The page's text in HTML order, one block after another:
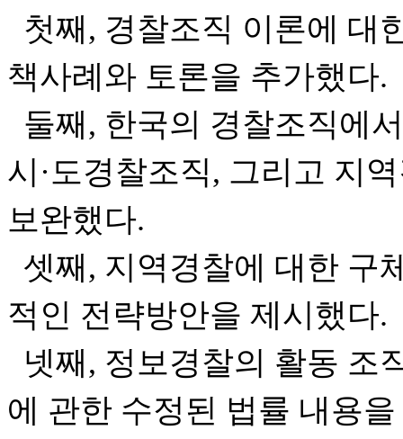
첫째, 경찰조직 이론에 대
책사례와 토론을 추가했다.
둘째, 한국의 경찰조직에
시·도경찰조직, 그리고 지
보완했다.
셋째, 지역경찰에 대한 구
적인 전략방안을 제시했다.
넷째, 정보경찰의 활동 조
에 관한 수정된 법률 내용